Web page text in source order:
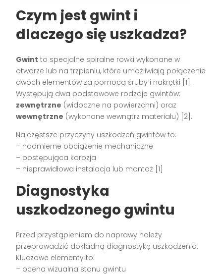
Czym jest gwint i
dlaczego się uszkadza?
Gwint to specjalne spiralne rowki wykonane w
otworze lub na trzpieniu, które umożliwiają połączenie
dwóch elementów za pomocą śruby i nakrętki [1].
Występują dwa podstawowe rodzaje gwintów:
zewnętrzne (widoczne na powierzchni) oraz
wewnętrzne (wykonane wewnątrz materiału) [2].
Najczęstsze przyczyny uszkodzeń gwintów to:
– nadmierne obciążenie mechaniczne
– postępująca korozja
– nieprawidłowa instalacja lub montaż [1]
Diagnostyka
uszkodzonego gwintu
Przed przystąpieniem do naprawy należy
przeprowadzić dokładną diagnostykę uszkodzenia.
Kluczowe elementy to:
– ocena wizualna stanu gwintu